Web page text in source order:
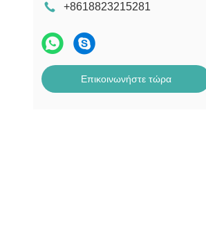
+8618823215281
Επικοινωνήστε τώρα